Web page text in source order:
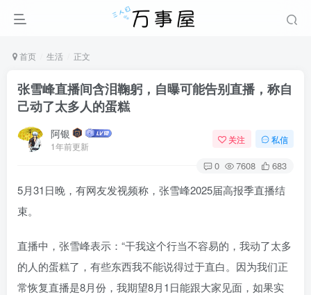
首页 生活 正文
张雪峰直播间含泪鞠躬，自曝可能告别直播，称自
己动了太多人的蛋糕
阿银
1年前更新
关注 私信
0 7608 683
5月31日晚，有网友发视频称，张雪峰2025届高报季直播结
束。
直播中，张雪峰表示：“干我这个行当不容易的，我动了太多
的人的蛋糕了，有些东西我不能说得过于直白。因为我们正
常恢复直播是8月份，我期望8月1日能跟大家见面，如果实